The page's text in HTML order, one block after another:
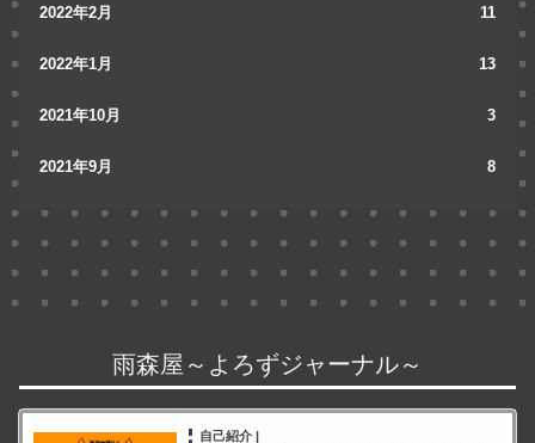
2022年2月 11
2022年1月 13
2021年10月 3
2021年9月 8
雨森屋～よろずジャーナル～
自己紹介 |